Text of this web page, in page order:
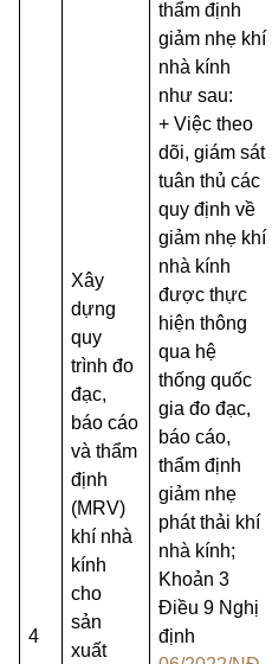
4
Xây
dựng
quy
trình đo
đạc,
báo cáo
và thẩm
định
(MRV)
khí nhà
kính
cho
sản
xuất
thẩm định
giảm nhẹ khí
nhà kính
như sau:
+ Việc theo
dõi, giám sát
tuân thủ các
quy định về
giảm nhẹ khí
nhà kính
được thực
hiện thông
qua hệ
thống quốc
gia đo đạc,
báo cáo,
thẩm định
giảm nhẹ
phát thải khí
nhà kính;
Khoản 3
Điều 9 Nghị
định